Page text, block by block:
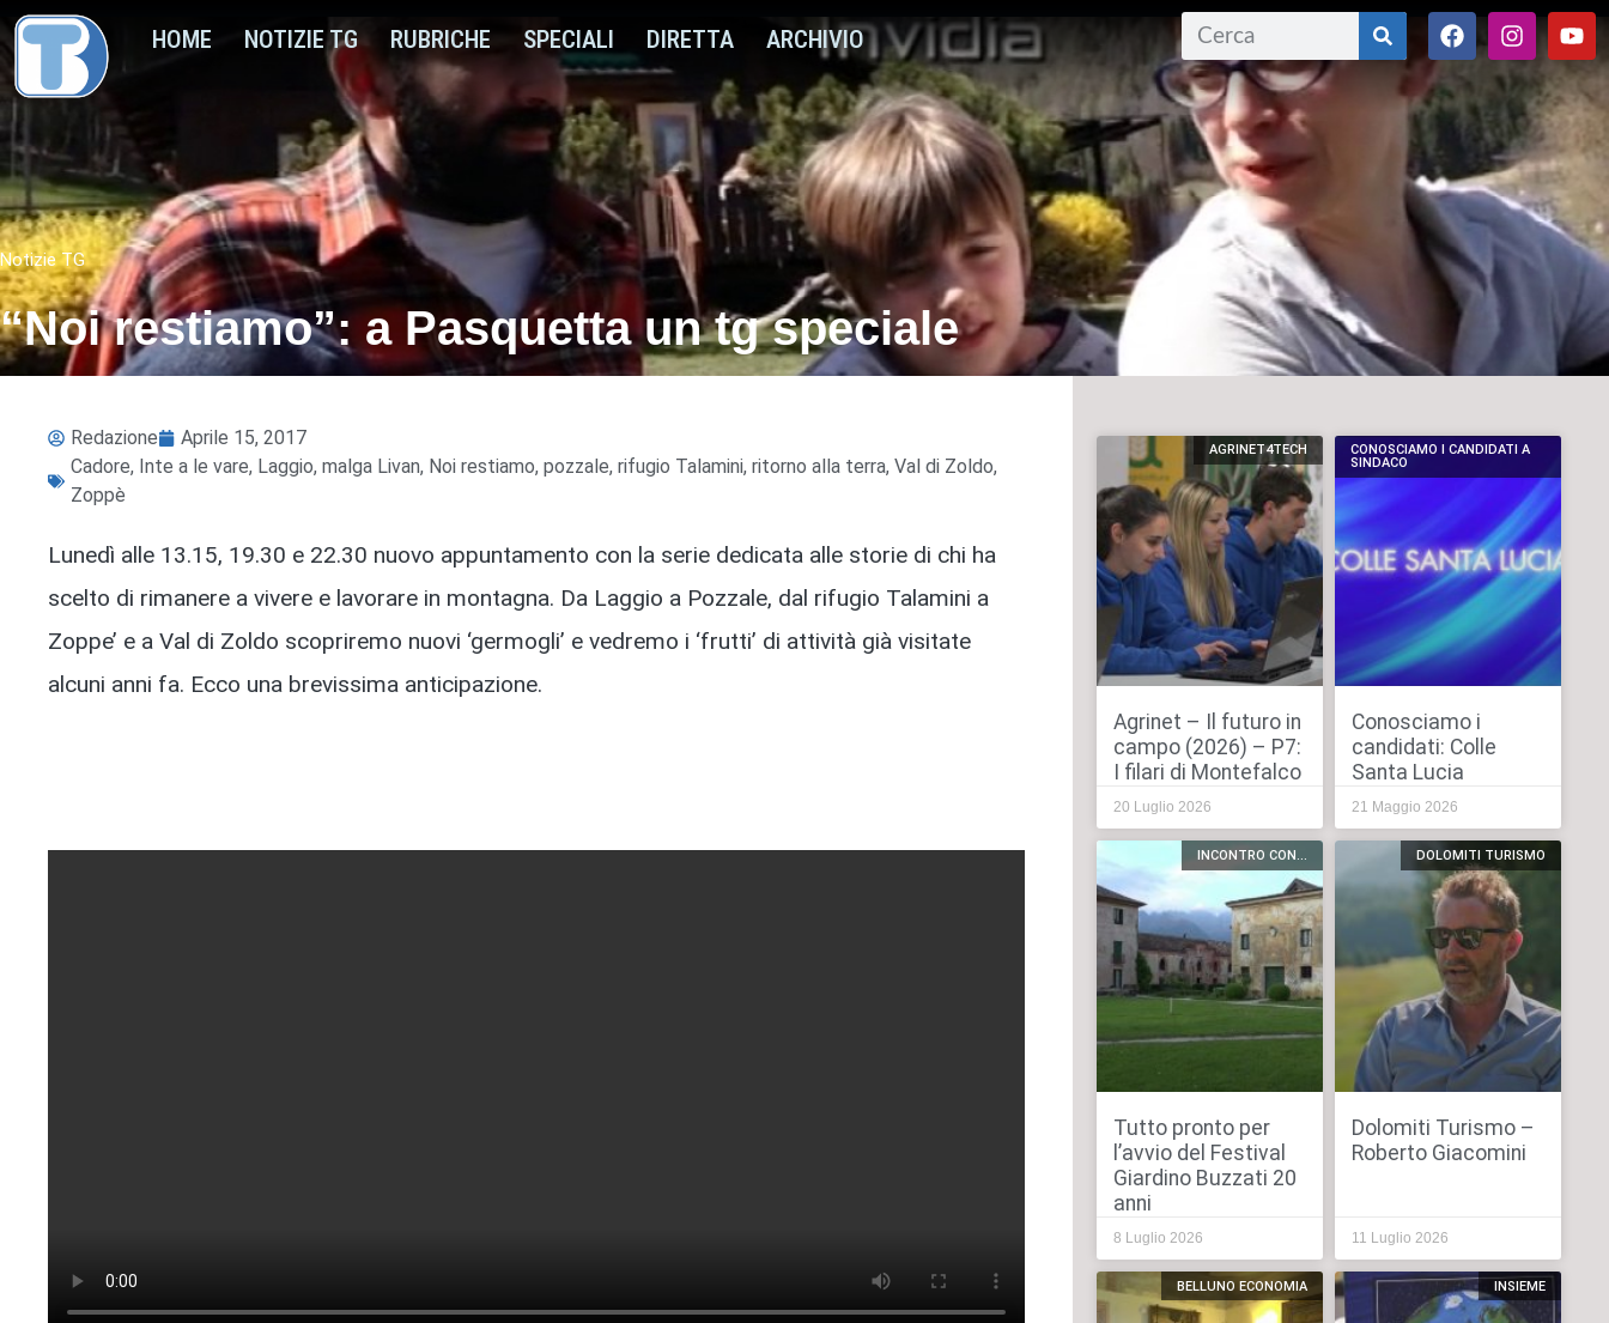
HOME NOTIZIE TG RUBRICHE SPECIALI DIRETTA ARCHIVIO
Notizie TG
“Noi restiamo”: a Pasquetta un tg speciale
Redazione
Aprile 15, 2017
Cadore, Inte a le vare, Laggio, malga Livan, Noi restiamo, pozzale, rifugio Talamini, ritorno alla terra, Val di Zoldo,
Zoppè
Lunedì alle 13.15, 19.30 e 22.30 nuovo appuntamento con la serie dedicata alle storie di chi ha
scelto di rimanere a vivere e lavorare in montagna. Da Laggio a Pozzale, dal rifugio Talamini a
Zoppe’ e a Val di Zoldo scopriremo nuovi ‘germogli’ e vedremo i ‘frutti’ di attività già visitate
alcuni anni fa. Ecco una brevissima anticipazione.
AGRINET4TECH
Agrinet – Il futuro in
campo (2026) – P7:
I filari di Montefalco
20 Luglio 2026
CONOSCIAMO I CANDIDATI A
SINDACO
Conosciamo i
candidati: Colle
Santa Lucia
21 Maggio 2026
INCONTRO CON...
Tutto pronto per
l’avvio del Festival
Giardino Buzzati 20
anni
8 Luglio 2026
DOLOMITI TURISMO
Dolomiti Turismo –
Roberto Giacomini
11 Luglio 2026
BELLUNO ECONOMIA INSIEME